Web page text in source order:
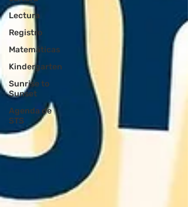
Lectura
Registro
Matemáticas
Kindergarten
Sunrise to
Sunset
Agenda de
STS